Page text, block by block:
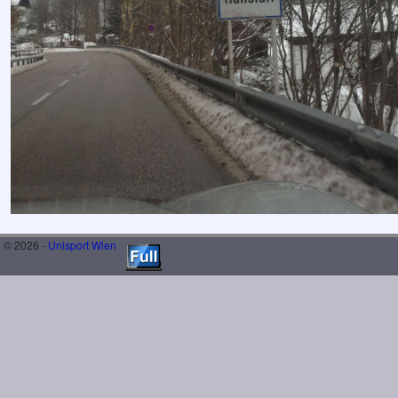
© 2026 - Unisport Wien